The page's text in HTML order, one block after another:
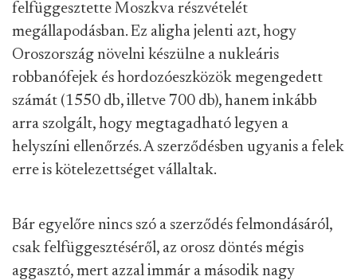
felfüggesztette Moszkva részvételét
megállapodásban. Ez aligha jelenti azt, hogy
Oroszország növelni készülne a nukleáris
robbanófejek és hordozóeszközök megengedett
számát (1550 db, illetve 700 db), hanem inkább
arra szolgált, hogy megtagadható legyen a
helyszíni ellenőrzés. A szerződésben ugyanis a felek
erre is kötelezettséget vállaltak.
Bár egyelőre nincs szó a szerződés felmondásáról,
csak felfüggesztéséről, az orosz döntés mégis
aggasztó, mert azzal immár a második nagy